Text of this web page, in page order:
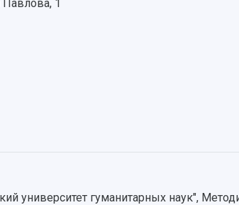
Павлова, 1
гуманитарных наук",